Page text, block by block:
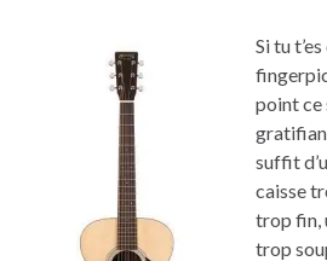
Si tu
point ce
suffit
caisse
trop fin,
trop